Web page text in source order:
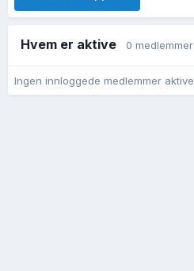
Hvem er aktive 0 medlemmer
Ingen innloggede medlemmer aktive